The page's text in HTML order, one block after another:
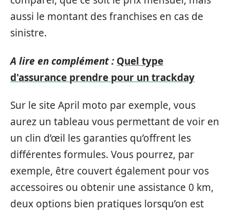
aussi le montant des franchises en cas de
sinistre.
A lire en complément : Quel type
d'assurance prendre pour un trackday
Sur le site April moto par exemple, vous
aurez un tableau vous permettant de voir en
un clin d’œil les garanties qu’offrent les
différentes formules. Vous pourrez, par
exemple, être couvert également pour vos
accessoires ou obtenir une assistance 0 km,
deux options bien pratiques lorsqu’on est